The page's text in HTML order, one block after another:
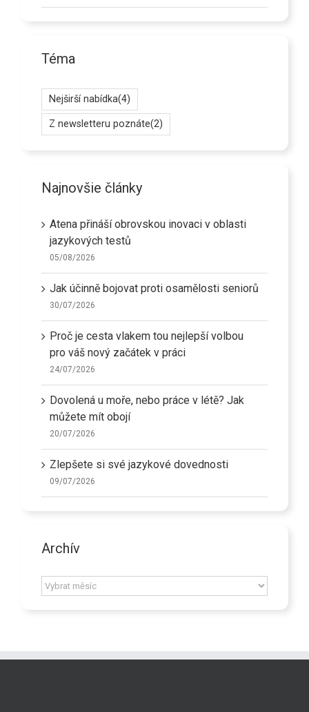
Téma
Nejširší nabídka(4)
Z newsletteru poznáte(2)
Najnovšie články
Atena přináší obrovskou inovaci v oblasti
jazykových testů
05/08/2026
Jak účinně bojovat proti osamělosti seniorů
30/07/2026
Proč je cesta vlakem tou nejlepší volbou
pro váš nový začátek v práci
24/07/2026
Dovolená u moře, nebo práce v létě? Jak
můžete mít obojí
20/07/2026
Zlepšete si své jazykové dovednosti
09/07/2026
Archív
Archív